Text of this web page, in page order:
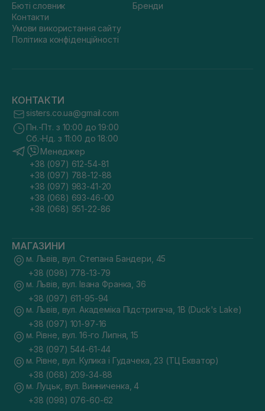
Бюті словник
Контакти
Умови використання сайту
Політика конфіденційності
Бренди
КОНТАКТИ
sisters.co.ua@gmail.com
Пн.-Пт. з 10:00 до 19:00
Сб.-Нд. з 11:00 до 18:00
Менеджер
+38 (097) 612-54-81
+38 (097) 788-12-88
+38 (097) 983-41-20
+38 (068) 693-46-00
+38 (068) 951-22-86
МАГАЗИНИ
м. Львів, вул. Степана Бандери, 45
+38 (098) 778-13-79
м. Львів, вул. Івана Франка, 36
+38 (097) 611-95-94
м. Львів, вул. Академіка Підстригача, 1В (Duck's Lake)
+38 (097) 101-97-16
м. Рівне, вул. 16-го Липня, 15
+38 (097) 544-61-44
м. Рівне, вул. Кулика і Гудачека, 23 (ТЦ Екватор)
+38 (068) 209-34-88
м. Луцьк, вул. Винниченка, 4
+38 (098) 076-60-62